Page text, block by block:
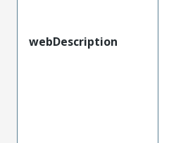
webDescription